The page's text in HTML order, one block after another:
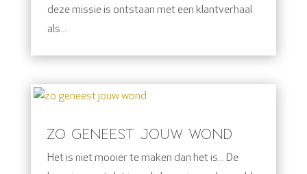
deze missie is ontstaan met een klantverhaal
als...
ZO GENEEST JOUW WOND
Het is niet mooier te maken dan het is... De